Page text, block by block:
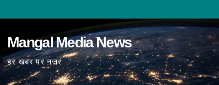
Mangal Media News
हर खबर पर नजर